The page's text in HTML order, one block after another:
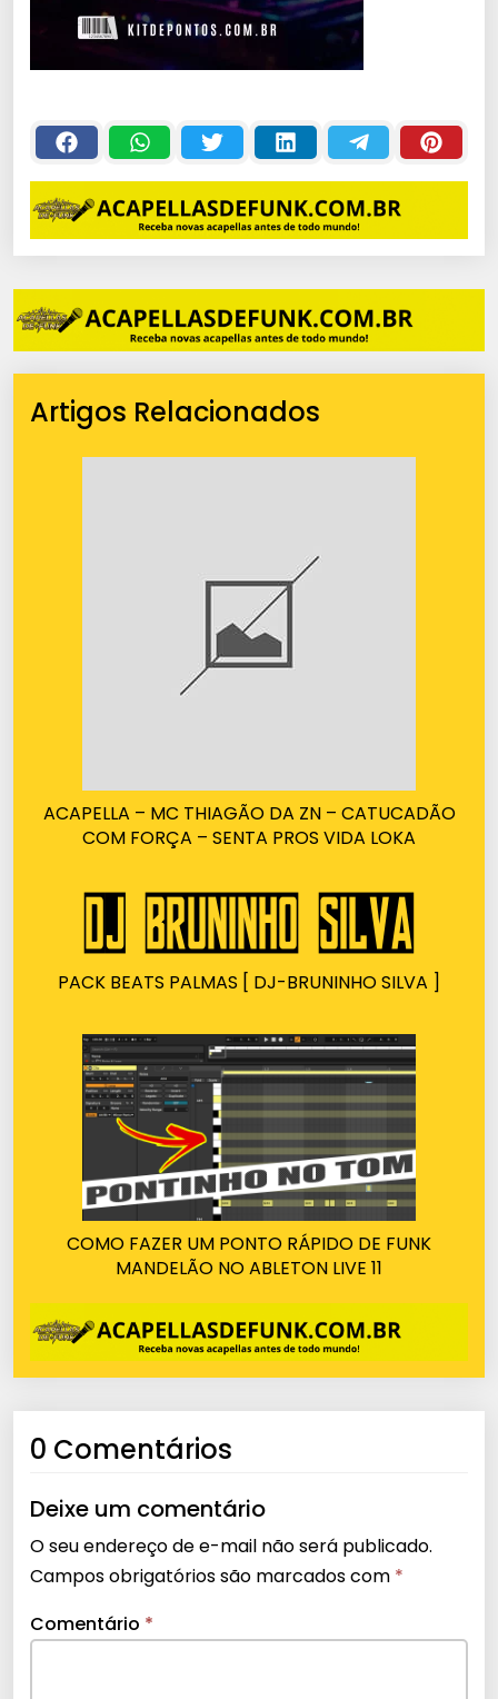
Artigos Relacionados
ACAPELLA – MC THIAGÃO DA ZN – CATUCADÃO
COM FORÇA – SENTA PROS VIDA LOKA
PACK BEATS PALMAS [ DJ-BRUNINHO SILVA ]
COMO FAZER UM PONTO RÁPIDO DE FUNK
MANDELÃO NO ABLETON LIVE 11
0 Comentários
Deixe um comentário
O seu endereço de e-mail não será publicado.
Campos obrigatórios são marcados com *
Comentário *